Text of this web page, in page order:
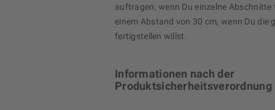
auftragen, wenn Du einzelne Abschnitte
einem Abstand von 30 cm, wenn Du die
fertigstellen willst.
Informationen nach der
Produktsicherheitsverordnung